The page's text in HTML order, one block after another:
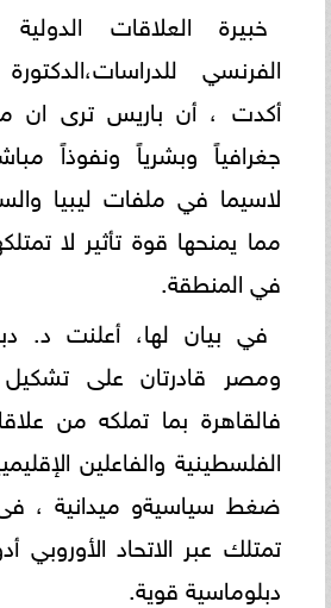
خبيرة العلاقات
الفرنسي
أكدت ، أن باريس ترى ان
جغرافياً وبشرياً ونفوذاً
لاسيما في ملفات ليبيا
مما يمنحها قوة تأثير لا
في المنطقة.
في بيان لها، أعلنت د.
ومصر قادرتان على تشكيل
فالقاهرة بما تملكه من
الفلسطينية والفاعلين
ضغط سياسيةو ميدانية ،
تمتلك عبر الاتحاد الأوروبي
دبلوماسية قوية.